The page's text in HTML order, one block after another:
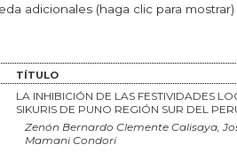
adicionales (haga clic para mostrar)
TÍTULO
LA INHIBICIÓN DE LAS FESTIVIDADES
SIKURIS DE PUNO REGIÓN SUR DEL
Zenón Bernardo Clemente Calisaya,
Mamani Condori